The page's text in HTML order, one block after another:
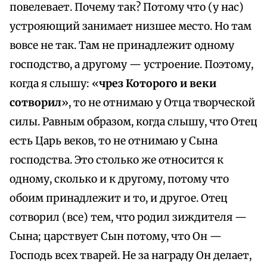
повелевает. Почему так? Потому что (у нас)
устрояющий занимает низшее место. Но там
вовсе не так. Там не принадлежит одному
господство, а другому — устроение. Поэтому,
когда я слышу: «чрез Которого и веки
сотворил», то не отнимаю у Отца творческой
силы. Равным образом, когда слышу, что Отец
есть Царь веков, то не отнимаю у Сына
господства. Это столько же относится к
одному, сколько и к другому, потому что
обоим принадлежит и то, и другое. Отец
сотворил (все) тем, что родил зиждителя —
Сына; царствует Сын потому, что Он —
Господь всех тварей. Не за награду Он делает,